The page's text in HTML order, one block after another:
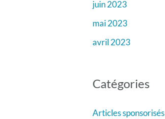
juin 2023
mai 2023
avril 2023
Catégories
Articles sponsorisés